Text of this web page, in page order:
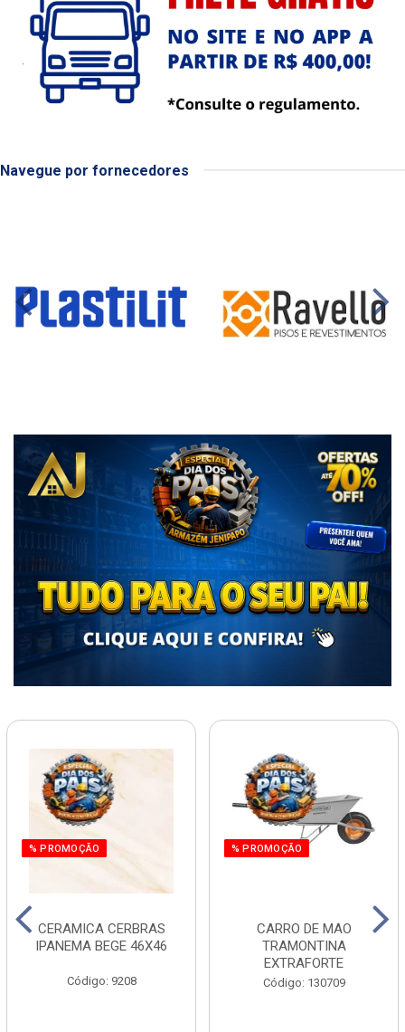
Navegue por fornecedores
% PROMOÇÃO
CERAMICA CERBRAS
IPANEMA BEGE 46X46
Código: 9208
% PROMOÇÃO
CARRO DE MAO
TRAMONTINA
EXTRAFORTE
Código: 130709